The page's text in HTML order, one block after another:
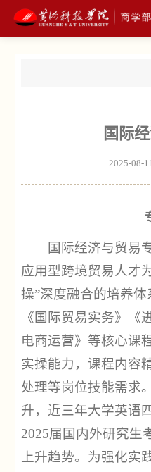
国际
2025-08-
国际经济与贸易
应用型跨境贸易人才
操”深度融合的培养
《国际贸易实务》《
电商运营》等核心课
实操能力，课程内容
处理等岗位技能需求
升，近三年大学英语
2025届国内外研究生
上升趋势。为强化实